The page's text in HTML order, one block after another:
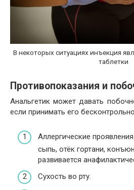
В некоторых ситуациях инъекция
таблетки
Противопоказания и
Анальгетик может давать
если принимать его
Аллергические
сыпь, отёк гортани,
развивается
Сухость во рту.